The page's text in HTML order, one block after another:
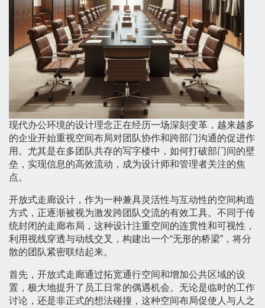
现代办公环境的设计理念正在经历一场深刻变革，越来越多
的企业开始重视空间布局对团队协作和跨部门沟通的促进作
用。尤其是在多团队共存的写字楼中，如何打破部门间的壁
垒，实现信息的高效流动，成为设计师和管理者关注的焦
点。
开放式走廊设计，作为一种兼具灵活性与互动性的空间构造
方式，正逐渐被视为激发跨团队交流的有效工具。不同于传
统封闭的走廊布局，这种设计注重空间的连贯性和可视性，
利用视线穿透与动线交叉，构建出一个“无形的桥梁”，将分
散的团队紧密联结起来。
首先，开放式走廊通过拓宽通行空间和增加公共区域的设
置，极大地提升了员工日常的偶遇机会。无论是临时的工作
讨论，还是非正式的想法碰撞，这种空间布局促使人与人之